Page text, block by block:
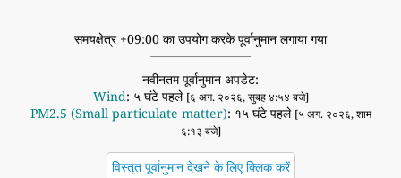
समयक्षेत्र +09:00 का उपयोग करके पूर्वानुमान लगाया गया
नवीनतम पूर्वानुमान अपडेट:
Wind: ५ घंटे पहले [६ अग. २०२६, सुबह ४:५४ बजे]
PM2.5 (Small particulate matter): १५ घंटे पहले [५ अग. २०२६, शाम
६:१३ बजे]
विस्तृत पूर्वानुमान देखने के लिए क्लिक करें